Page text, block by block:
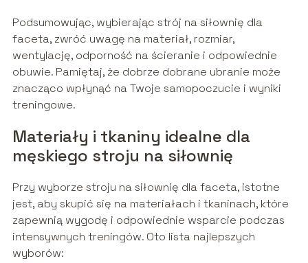
Podsumowując, wybierając strój na siłownię dla
faceta, zwróć uwagę na materiał, rozmiar,
wentylację, odporność na ścieranie i odpowiednie
obuwie. Pamiętaj, że dobrze dobrane ubranie może
znacząco wpłynąć na Twoje samopoczucie i wyniki
treningowe.
Materiały i tkaniny idealne dla
męskiego stroju na siłownię
Przy wyborze stroju na siłownię dla faceta, istotne
jest, aby skupić się na materiałach i tkaninach, które
zapewnią wygodę i odpowiednie wsparcie podczas
intensywnych treningów. Oto lista najlepszych
wyborów: